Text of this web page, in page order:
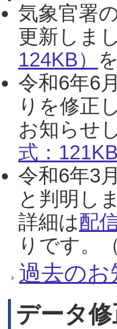
気象官署
更新しま
124KB）
令和6年6
りを修正
お知らせ
式：121KB
令和6年3
と判明し
詳細は配
りです。
過去のお
データ